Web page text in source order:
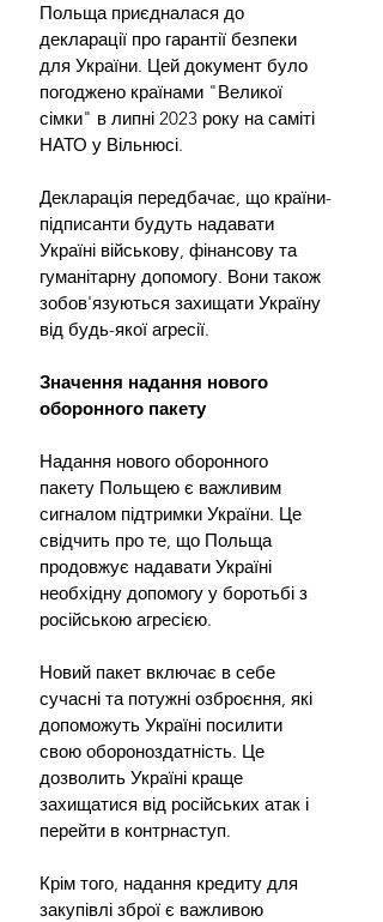
Польща приєдналася до
декларації про гарантії безпеки
для України. Цей документ було
погоджено країнами "Великої
сімки" в липні 2023 року на саміті
НАТО у Вільнюсі.
Декларація передбачає, що країни-
підписанти будуть надавати
Україні військову, фінансову та
гуманітарну допомогу. Вони також
зобов'язуються захищати Україну
від будь-якої агресії.
Значення надання нового
оборонного пакету
Надання нового оборонного
пакету Польщею є важливим
сигналом підтримки України. Це
свідчить про те, що Польща
продовжує надавати Україні
необхідну допомогу у боротьбі з
російською агресією.
Новий пакет включає в себе
сучасні та потужні озброєння, які
допоможуть Україні посилити
свою обороноздатність. Це
дозволить Україні краще
захищатися від російських атак і
перейти в контрнаступ.
Крім того, надання кредиту для
закупівлі зброї є важливою